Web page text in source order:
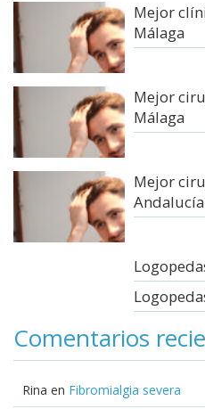
Mejor
Málaga
Mejor
Málaga
Mejor
Andalucía
Comentarios
Rina en Fibromialgia severa